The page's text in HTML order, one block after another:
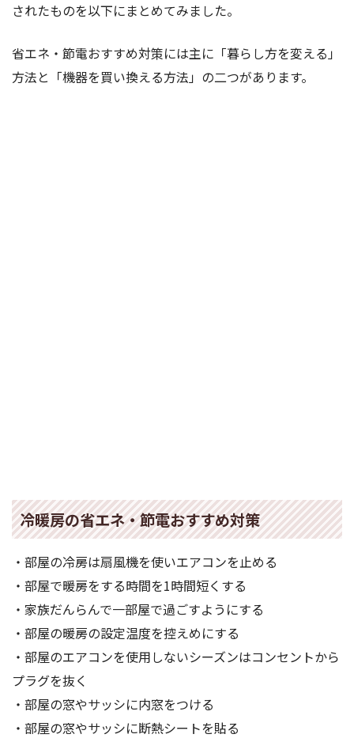
されたものを以下にまとめてみました。
省エネ・節電おすすめ対策には主に「暮らし方を変える」
方法と「機器を買い換える方法」の二つがあります。
冷暖房の省エネ・節電おすすめ対策
・部屋の冷房は扇風機を使いエアコンを止める
・部屋で暖房をする時間を1時間短くする
・家族だんらんで一部屋で過ごすようにする
・部屋の暖房の設定温度を控えめにする
・部屋のエアコンを使用しないシーズンはコンセントから
プラグを抜く
・部屋の窓やサッシに内窓をつける
・部屋の窓やサッシに断熱シートを貼る